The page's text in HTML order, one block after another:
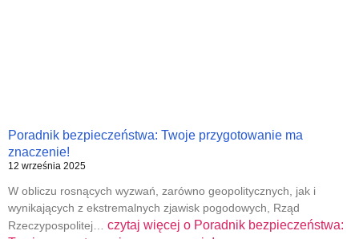
Poradnik bezpieczeństwa: Twoje przygotowanie ma
znaczenie!
12 września 2025
W obliczu rosnących wyzwań, zarówno geopolitycznych, jak i
wynikających z ekstremalnych zjawisk pogodowych, Rząd
Rzeczypospolitej… czytaj więcej o Poradnik bezpieczeństwa: